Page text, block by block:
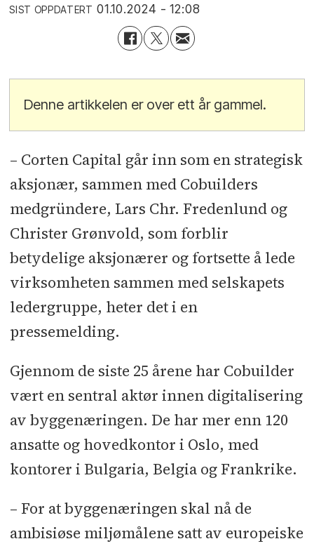
SIST OPPDATERT 01.10.2024 - 12:08
Denne artikkelen er over ett år gammel.
– Corten Capital går inn som en strategisk
aksjonær, sammen med Cobuilders
medgründere, Lars Chr. Fredenlund og
Christer Grønvold, som forblir
betydelige aksjonærer og fortsette å lede
virksomheten sammen med selskapets
ledergruppe, heter det i en
pressemelding.
Gjennom de siste 25 årene har Cobuilder
vært en sentral aktør innen digitalisering
av byggenæringen. De har mer enn 120
ansatte og hovedkontor i Oslo, med
kontorer i Bulgaria, Belgia og Frankrike.
– For at byggenæringen skal nå de
ambisiøse miljømålene satt av europeiske